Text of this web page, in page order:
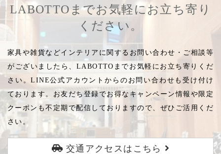
LABOTTOまでお気軽にお立ち寄り
ください。
家具や雑貨などインテリアに関するお問い合わせ・ご相談等
がございましたら、LABOTTOまでお気軽にお立ち寄りくだ
さい。LINE公式アカウントからのお問い合わせも受け付け
ております。お友だち登録でお得なキャンペーン情報や限定
クーポンも不定期で配信しておりますので、ぜひご活用くだ
さい。
交通アクセスはこちら